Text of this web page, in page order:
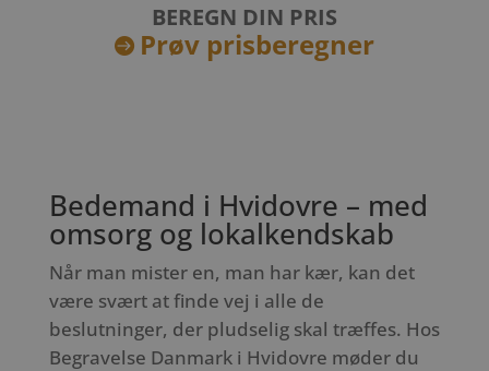
BEREGN DIN PRIS
 Prøv prisberegner
Bedemand i Hvidovre – med
omsorg og lokalkendskab
Når man mister en, man har kær, kan det
være svært at finde vej i alle de
beslutninger, der pludselig skal træffes. Hos
Begravelse Danmark i Hvidovre møder du